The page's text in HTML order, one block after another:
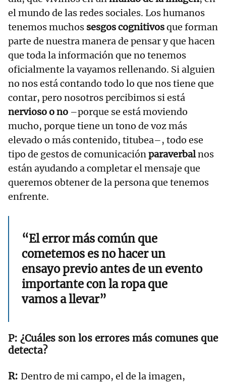
el mundo de las redes sociales. Los humanos
tenemos muchos sesgos cognitivosque forman
parte de nuestra manera de pensar y que hacen
que toda la información que no tenemos
oficialmente la vayamos rellenando. Si alguien
no nos está contando todo lo que nos tiene que
contar, pero nosotros percibimos si está
nervioso o no –porque se está moviendo
mucho, porque tiene un tono de voz más
elevado o más contenido, titubea–, todo ese
tipo de gestos de comunicaciónparaverbalnos
están ayudando a completar el mensaje que
queremos obtener de la persona que tenemos
enfrente.
“El error más común que
cometemos es no hacer un
ensayo previo antes de un evento
importante con la ropa que
vamos a llevar”
¿Cuáles son los errores más comunes que
detecta?
Dentro de mi campo, el de la imagen,